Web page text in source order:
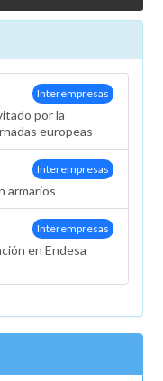
Interempresas
por la
europeas
Interempresas
armarios
Interempresas
en Endesa